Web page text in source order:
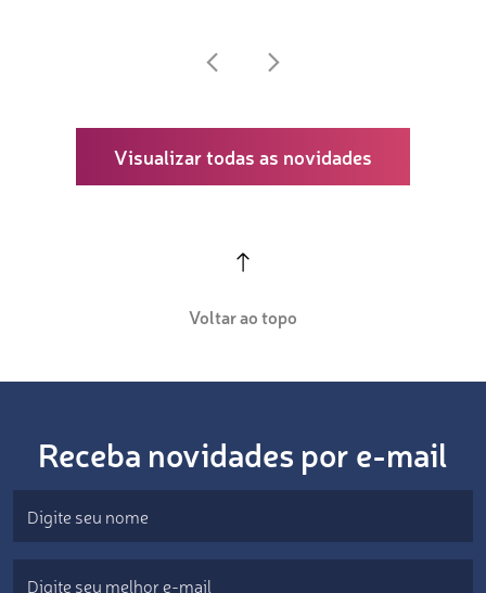
Visualizar todas as novidades
Voltar ao topo
Receba novidades por e-mail